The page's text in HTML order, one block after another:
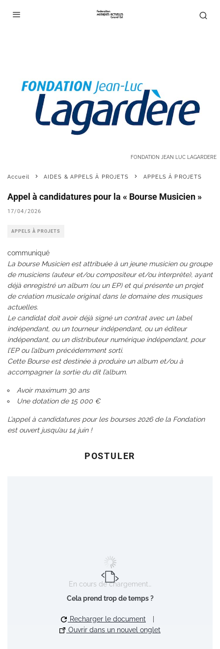
FONDATION JEAN LUC LAGARDERE
Accueil AIDES & APPELS À PROJETS APPELS À PROJETS
Appel à candidatures pour la « Bourse Musicien »
17/04/2026
APPELS À PROJETS
communiqué
La bourse Musicien est attribuée à un jeune musicien ou groupe
de musiciens (auteur et/ou compositeur et/ou interprète), ayant
déjà enregistré un album (ou un EP) et qui présente un projet
de création musicale original dans le domaine des musiques
actuelles.
Le candidat doit avoir déjà signé un contrat avec un label
indépendant, ou un tourneur indépendant, ou un éditeur
indépendant, ou un distributeur numérique indépendant, pour
l’EP ou l’album précédemment sorti.
Cette Bourse est destinée à produire un album et/ou à
accompagner la sortie du dit l’album.
Avoir maximum 30 ans
Une dotation de 15 000 €
L’appel à candidatures pour les bourses 2026 de la Fondation
est ouvert jusqu’au 14 juin !
POSTULER
En cours de chargement…
Cela prend trop de temps ?
Recharger le document
Ouvrir dans un nouvel onglet